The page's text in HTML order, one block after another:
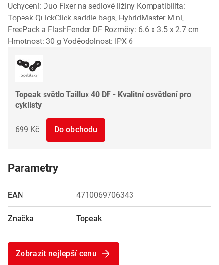
Uchycení: Duo Fixer na sedlové ližiny Kompatibilita:
Topeak QuickClick saddle bags, HybridMaster Mini,
FreePack a FlashFender DF Rozměry: 6.6 x 3.5 x 2.7 cm
Hmotnost: 30 g Voděodolnost: IPX 6
Topeak světlo Taillux 40 DF - Kvalitní osvětlení pro
cyklisty
699 Kč Do obchodu
Parametry
EAN 4710069706343
Značka Topeak
Zobrazit nejlepší cenu